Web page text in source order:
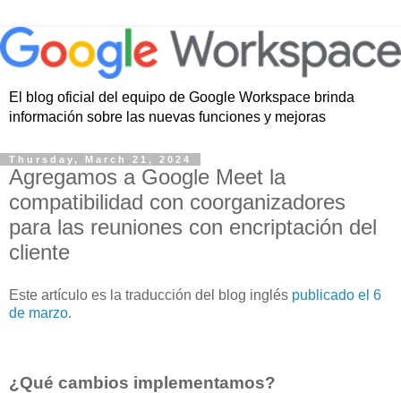
El blog oficial del equipo de Google Workspace brinda
información sobre las nuevas funciones y mejoras
Thursday, March 21, 2024
Agregamos a Google Meet la
compatibilidad con coorganizadores
para las reuniones con encriptación del
cliente
Este artículo es la traducción del blog inglés publicado el 6
de marzo.
¿Qué cambios implementamos?